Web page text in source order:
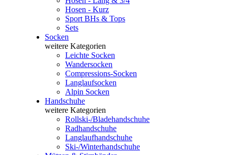
Hosen - Kurz
Sport BHs & Tops
Sets
Socken
weitere Kategorien
Leichte Socken
Wandersocken
Compressions-Socken
Langlaufsocken
Alpin Socken
Handschuhe
weitere Kategorien
Rollski-/Bladehandschuhe
Radhandschuhe
Langlaufhandschuhe
Ski-/Winterhandschuhe